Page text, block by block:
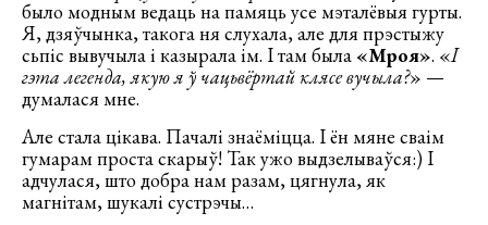
было модным ведаць на памяць усе мэталёвыя гурты.
Я, дзяўчынка, такога ня слухала, але для прэстыжу
сьпіс вывучыла і казырала ім. І там была «Мроя». «І
гэта легенда, якую я ў чацьвёртай клясе вучыла?» —
думалася мне.
Але стала цікава. Пачалі знаёміцца. І ён мяне сваім
гумарам проста скарыў! Так ужо выдзелываўся:) І
адчулася, што добра нам разам, цягнула, як
магнітам, шукалі сустрэчы…